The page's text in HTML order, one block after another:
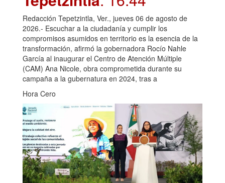
Redacción Tepetzintla, Ver., jueves 06 de agosto de
2026.- Escuchar a la ciudadanía y cumplir los
compromisos asumidos en territorio es la esencia de la
transformación, afirmó la gobernadora Rocío Nahle
García al inaugurar el Centro de Atención Múltiple
(CAM) Ana Nicole, obra comprometida durante su
campaña a la gubernatura en 2024, tras a
Hora Cero